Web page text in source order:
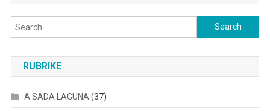
Search
for:
RUBRIKE
A SADA LAGUNA (37)